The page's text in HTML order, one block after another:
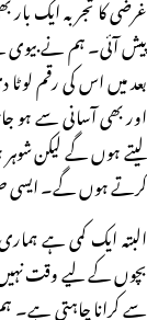
پیش آئی۔ ہم نے
بعد میں اس کی رقم
اور بھی آسانی سے ہو
لیتے ہوں گے لیکن
کرتے ہوں گے۔ ایسی
البتہ ایک کمی ہے
بچوں کے لیے وقت نہیں
سے کرانا چاہتی ہے۔